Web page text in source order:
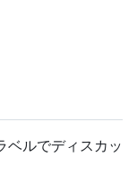
ベルでディスカッ